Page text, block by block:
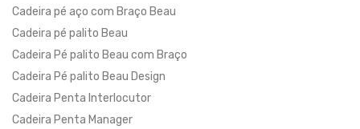
Cadeira pé aço com Braço Beau
Cadeira pé palito Beau
Cadeira Pé palito Beau com Braço
Cadeira Pé palito Beau Design
Cadeira Penta Interlocutor
Cadeira Penta Manager